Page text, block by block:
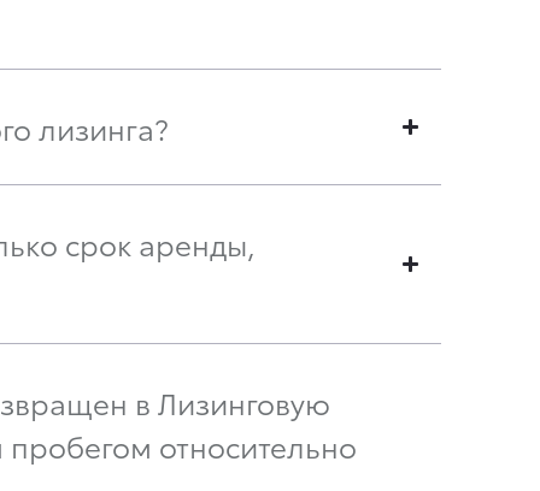
лизинга?
срок аренды,
в Лизинговую
относительно